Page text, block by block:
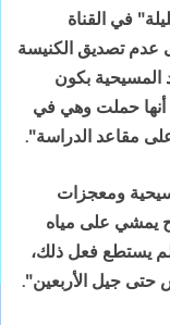
في القناة
عدم تصديق الكنيسة
المسيحية بكون
أنها حملت وهي في
مقاعد الدراسة".
ومعجزات
يمشي على مياه
يستطع فعل ذلك،
حتى جيل الأربعين".